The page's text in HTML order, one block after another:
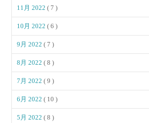
11月 2022( 7 )
10月 2022( 6 )
9月 2022( 7 )
8月 2022( 8 )
7月 2022( 9 )
6月 2022( 10 )
5月 2022( 8 )